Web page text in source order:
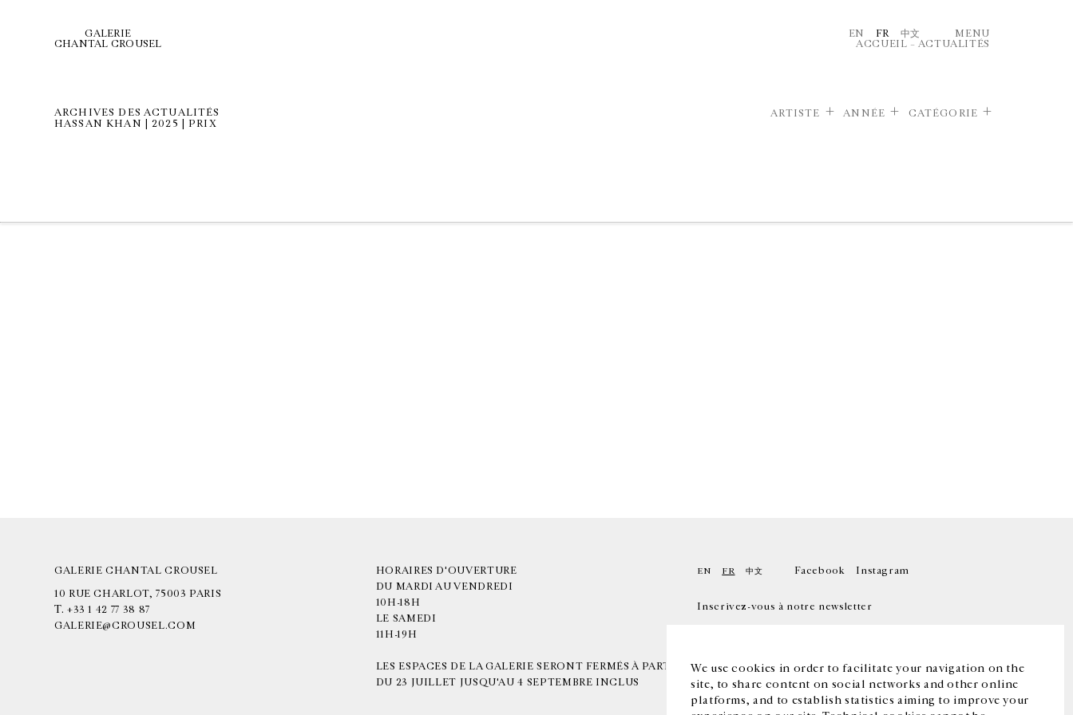
We use cookies in order to facilitate your navigation on the
site, to share content on social networks and other online
platforms, and to establish statistics aiming to improve your
GALERIE
CHANTAL CROUSEL
EN FR 中文
MENU
ACCUEIL – ACTUALITÉS
ARCHIVES DES ACTUALITÉS
HASSAN KHAN | 2025 | PRIX
ARTISTE ANNÉE CATÉGORIE
GALERIE CHANTAL CROUSEL
10 RUE CHARLOT, 75003 PARIS
T. +33 1 42 77 38 87
GALERIE@CROUSEL.COM
HORAIRES D'OUVERTURE
DU MARDI AU VENDREDI
10H-18H
LE SAMEDI
11H-19H
LES ESPACES DE LA GALERIE SERONT FERMÉS À PARTIR
DU 23 JUILLET JUSQU'AU 4 SEPTEMBRE INCLUS
EN FR 中文 Facebook Instagram
Inscrivez-vous à notre newsletter